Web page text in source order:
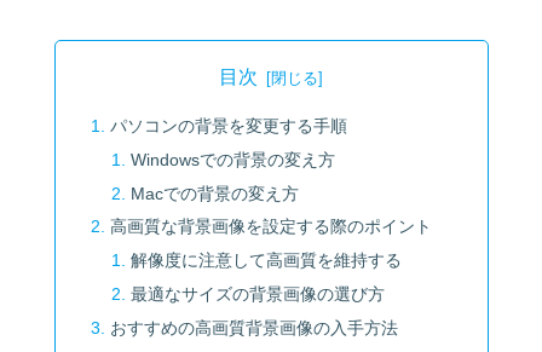
目次
パソコンの背景を変更する手順
Windowsでの背景の変え方
Macでの背景の変え方
高画質な背景画像を設定する際のポイント
解像度に注意して高画質を維持する
最適なサイズの背景画像の選び方
おすすめの高画質背景画像の入手方法